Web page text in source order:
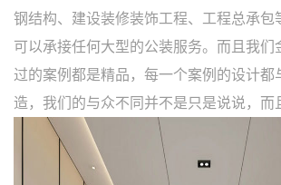
钢结构、建设装修装饰工程、工程总承包
可以承接任何大型的公装服务。而且我们
过的案例都是精品，每一个案例的设计都
造，我们的与众不同并不是只是说说，而